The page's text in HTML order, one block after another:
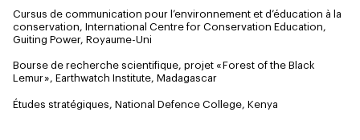
Cursus de communication pour l’environnement et d’éducation à la
conservation, International Centre for Conservation Education,
Guiting Power, Royaume-Uni
Bourse de recherche scientifique, projet « Forest of the Black
Lemur », Earthwatch Institute, Madagascar
Études stratégiques, National Defence College, Kenya